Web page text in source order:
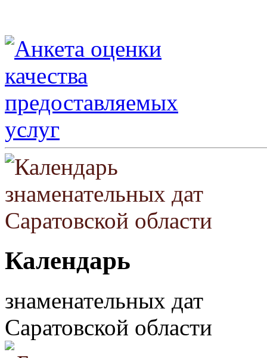
Календарь
знаменательных дат
Саратовской области